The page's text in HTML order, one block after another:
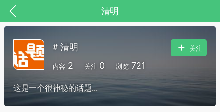
清明
# 清明
内容 2 关注 0 浏览 721
关注
这是一个很神秘的话题...